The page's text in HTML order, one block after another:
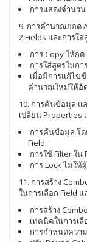
การแสดงจำนว
9. การคำนวณยอด
2 Fields และการใส่
การ Copy ให้กด
การใส่สูตรในก
เมื่อมีการแก้ไข
คำนวณใหม่ให้อั
10. การค้นข้อมูล แ
เปลี่ยน Properties
การค้นข้อมูล โ
Field
การใช้ Filter ใน
การ Lock ไม่ให้
11. การสร้าง
ในการเลือก Field
การสร้าง
เทคนิคในการเลื
การกำหนดควา